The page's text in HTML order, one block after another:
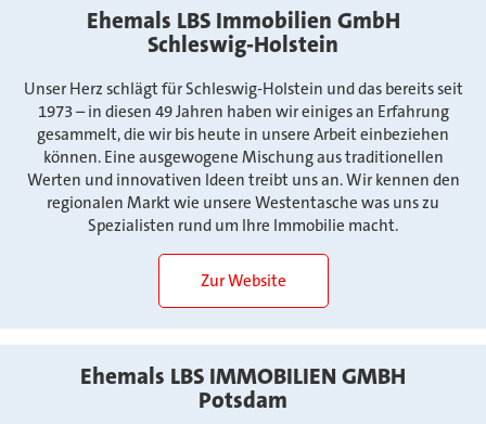
Ehemals LBS Immobilien GmbH
Schleswig-Holstein
Unser Herz schlägt für Schleswig-Holstein und das bereits seit
1973 – in diesen 49 Jahren haben wir einiges an Erfahrung
gesammelt, die wir bis heute in unsere Arbeit einbeziehen
können. Eine ausgewogene Mischung aus traditionellen
Werten und innovativen Ideen treibt uns an. Wir kennen den
regionalen Markt wie unsere Westentasche was uns zu
Spezialisten rund um Ihre Immobilie macht.
Zur Website
Ehemals LBS IMMOBILIEN GMBH
Potsdam